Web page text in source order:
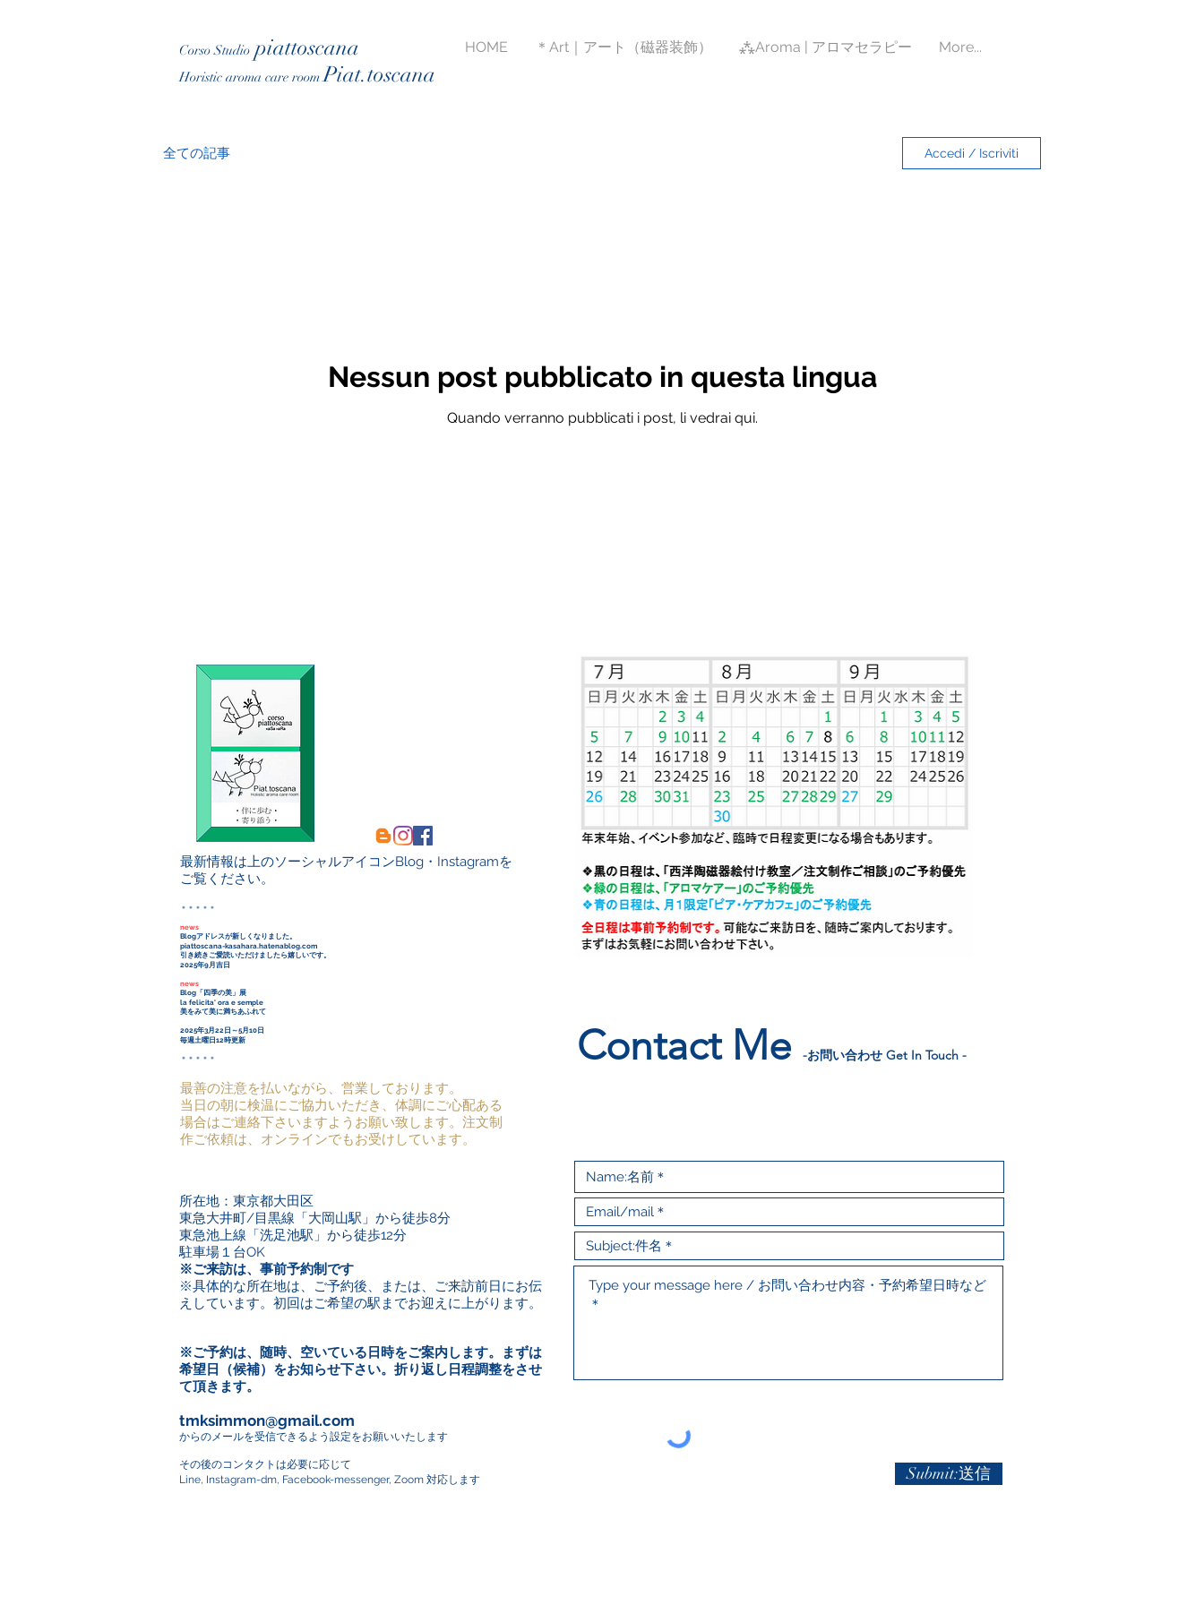
HOME ＊Art｜アート（磁器装飾） ⁂Aroma | アロマセラピー More...
Corso Studio piattoscana
Horistic aroma care room Piat.toscana
全ての記事 Accedi / Iscriviti
Nessun post pubblicato in questa lingua
Quando verranno pubblicati i post, li vedrai qui.
最新情報は上のソーシャルアイコンBlog・Instagramを
ご覧ください。
＊＊＊＊＊
news
Blogアドレスが新しくなりました。
piattoscana-kasahara.hatenablog.com
引き続きご愛読いただけましたら嬉しいです。
2025年9月吉日
news
Blog「四季の美」展
la felicita' ora e semple
美をみて美に満ちあふれて
2025年3月22日～5月10日
毎週土曜日12時更新
＊＊＊＊＊​
最善の注意を払いながら、営業しております。
当日の朝に検温にご協力いただき、 体調にご心配ある
場合はご連絡下さいますようお願い致します。 注文制
作ご依頼は、オンラインでもお受けしています。
所在地：東京都大田区
東急大井町/目黒線「大岡山駅」から徒歩8分
東急池上線「洗足池駅」から徒歩12分
駐車場１台OK
※ご来訪は、事前予約制です
※具体的な所在地は、ご予約後、または、
ご来訪前日にお伝
えしています。初回はご希望の駅までお迎えに上がります。
※ご予約は、随時、空いている日時をご案内します。まずは
希望日（候補）をお知らせ下さい。折り返し日程調整をさせ
て頂きます。
tmksimmon@gmail.com
からのメールを受信できるよう 設定をお願いいたします
その後のコンタクトは必要に応じて
Line, Instagram-dm, Facebook-messenger, Zoom 対応します
Contact Me -お問い合わせ Get In Touch -
Submit:送信